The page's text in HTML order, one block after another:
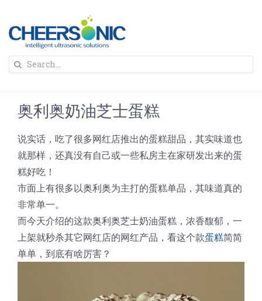
content
解决方案
蛋糕切割机
圆蛋糕切割机
蛋糕切块机
奶酪切片
圆形奶酪切片
三明治/披萨/寿司切割
超声波设备
公司新闻
关于我们
Search
奥利奥奶油芝士蛋糕
说实话，吃了很多网红店推出的蛋糕甜品，其实味道也
就那样，还真没有自己或一些私房主在家研发出来的蛋
糕好吃！
市面上有很多以奥利奥为主打的蛋糕单品，其味道真的
非常单一。
而今天介绍的这款奥利奥芝士奶油蛋糕，浓香馥郁，一
上架就秒杀其它网红店的网红产品，看这个款蛋糕简简
单单，到底有啥厉害？